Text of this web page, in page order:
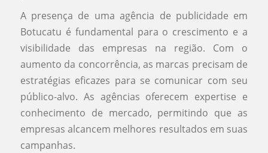
A presença de uma agência de publicidade em
Botucatu é fundamental para o crescimento e a
visibilidade das empresas na região. Com o
aumento da concorrência, as marcas precisam de
estratégias eficazes para se comunicar com seu
público-alvo. As agências oferecem expertise e
conhecimento de mercado, permitindo que as
empresas alcancem melhores resultados em suas
campanhas.